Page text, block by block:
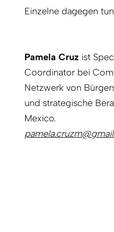
Einzelne dagegen
Pamela Cruz ist
Coordinator bei
Netzwerk von
und strategische
Mexico.